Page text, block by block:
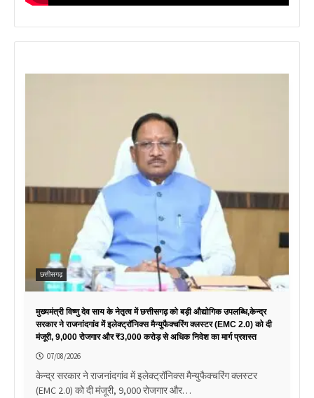
छत्तीसगढ़
मुख्यमंत्री विष्णु देव साय के नेतृत्व में छत्तीसगढ़ को बड़ी औद्योगिक उपलब्धि,केन्द्र
सरकार ने राजनांदगांव में इलेक्ट्रॉनिक्स मैन्युफैक्चरिंग क्लस्टर (EMC 2.0) को दी
मंजूरी, 9,000 रोजगार और ₹3,000 करोड़ से अधिक निवेश का मार्ग प्रशस्त
07/08/2026
केन्द्र सरकार ने राजनांदगांव में इलेक्ट्रॉनिक्स मैन्युफैक्चरिंग क्लस्टर
(EMC 2.0) को दी मंजूरी, 9,000 रोजगार और…